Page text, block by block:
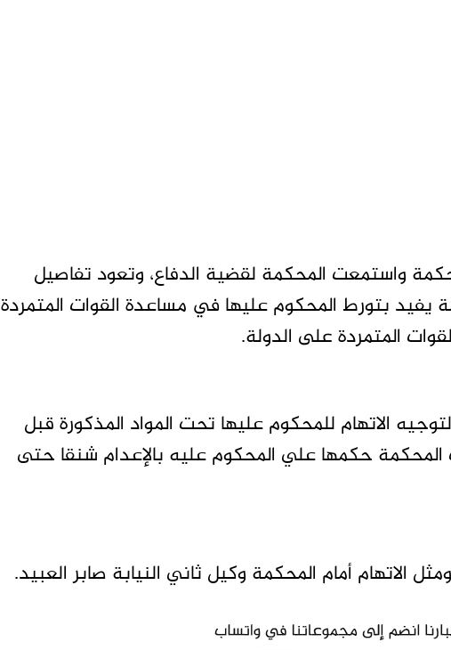
واستمعت المحكمة لقضية الدفاع، وتعود تفاصيل
يفيد بتورط المحكوم عليها في مساعدة القوات المتمردة
المتمردة على الدولة.
الاتهام للمحكوم عليها تحت المواد المذكورة قبل
المحكمة حكمها علي المحكوم عليه بالإعدام شنقا حتى
أمام المحكمة وكيل ثاني النيابة صابر العبيد.